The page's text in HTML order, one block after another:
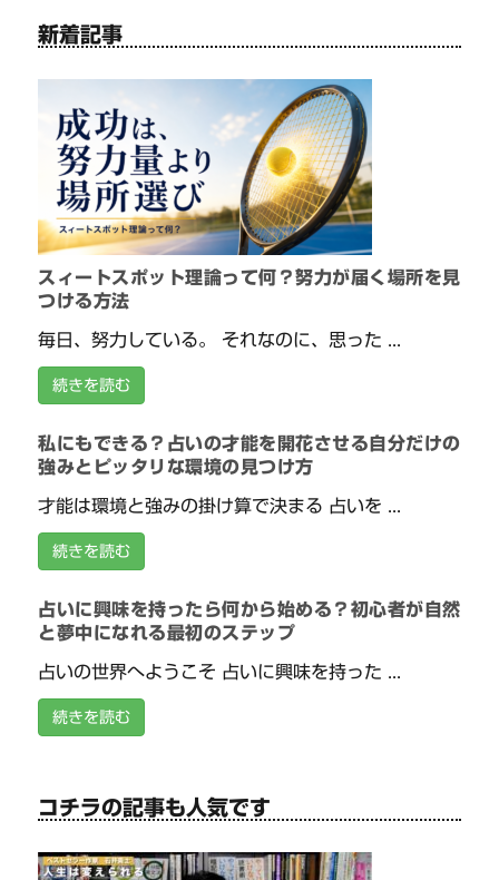
新着記事
スィートスポット理論って何？努力が届く場所を見
つける方法
毎日、努力している。 それなのに、思った ...
続きを読む
私にもできる？占いの才能を開花させる自分だけの
強みとピッタリな環境の見つけ方
才能は環境と強みの掛け算で決まる 占いを ...
続きを読む
占いに興味を持ったら何から始める？初心者が自然
と夢中になれる最初のステップ
占いの世界へようこそ 占いに興味を持った ...
続きを読む
コチラの記事も人気です